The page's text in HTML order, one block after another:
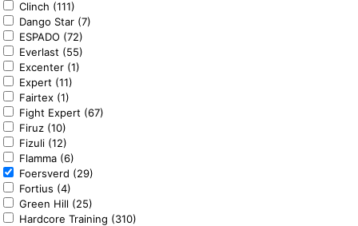
Clinch (111)
Dango Star (7)
ESPADO (72)
Everlast (55)
Excenter (1)
Expert (11)
Fairtex (1)
Fight Expert (67)
Firuz (10)
Fizuli (12)
Flamma (6)
Foersverd (29)
Fortius (4)
Green Hill (25)
Hardcore Training (310)